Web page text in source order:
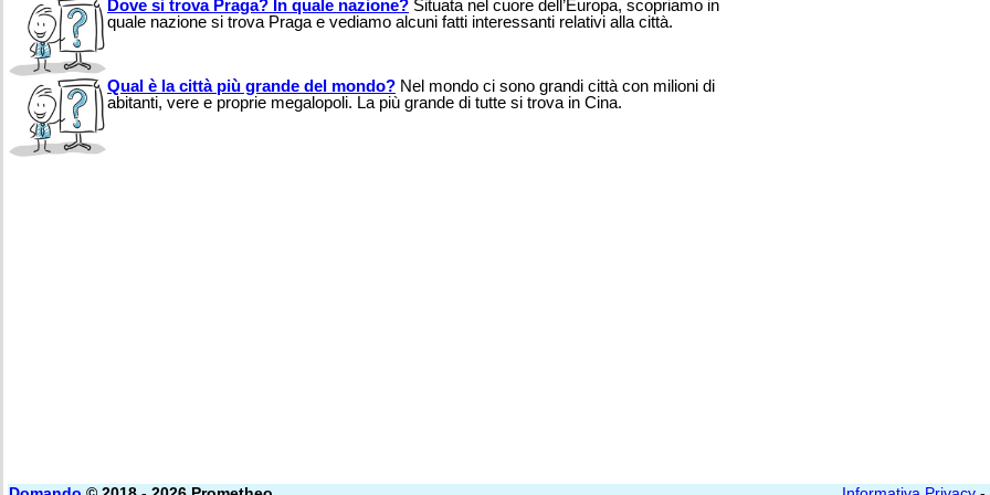
Dove si trova Praga? In quale nazione? Situata nel cuore dell’Europa, scopriamo in
quale nazione si trova Praga e vediamo alcuni fatti interessanti relativi alla città.
Qual è la città più grande del mondo? Nel mondo ci sono grandi città con milioni di
abitanti, vere e proprie megalopoli. La più grande di tutte si trova in Cina.